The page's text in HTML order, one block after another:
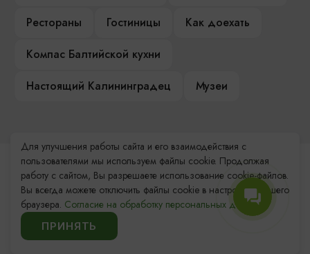
Рестораны
Гостиницы
Как доехать
Компас Балтийской кухни
Настоящий Калининградец
Музеи
Контакты Туристского
информационного центра
+7 (4012) 555-200
Для улучшения работы сайта и его взаимодействия с
пользователями мы используем файлы cookie. Продолжая
работу с сайтом, Вы разрешаете использование cookie-файлов.
Вы всегда можете отключить файлы cookie в настройках Вашего
браузера. Согласие на обработку персональных данных.
ПРИНЯТЬ